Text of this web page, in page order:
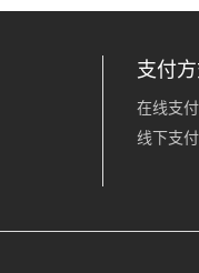
支付
在线支付
线下支付